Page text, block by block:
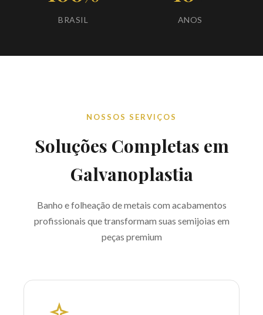
BRASIL ANOS
NOSSOS SERVIÇOS
Soluções Completas em
Galvanoplastia
Banho e folheação de metais com acabamentos
profissionais que transformam suas semijoias em
peças premium